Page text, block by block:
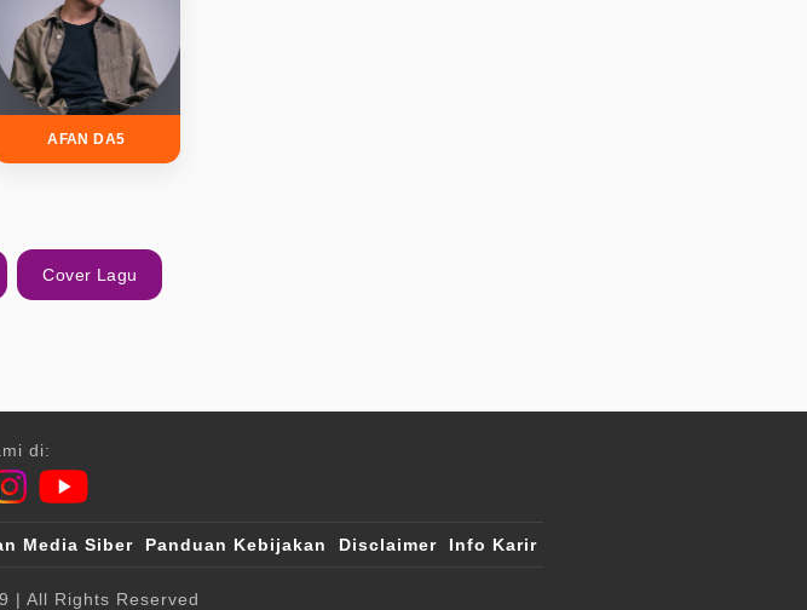
AFAN DA5
Cover Lagu
di:
Media Siber Panduan Kebijakan Disclaimer Info Karir
| All Rights Reserved